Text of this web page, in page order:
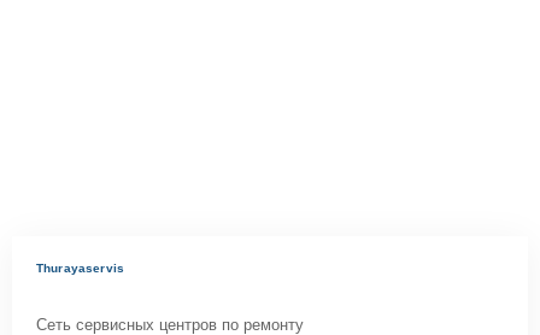
Thurayaservis
Сеть сервисных центров по ремонту